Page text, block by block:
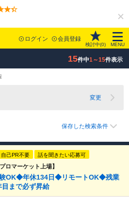
ログイン 会員登録
検討中(0) MENU
15件中1～15件表示
変更
保存した検索条件
自己PR不要 話を聞きたい応募可
マーケット上場】
OK◆年休134日◆リモートOK◆残業
まで必ず昇給